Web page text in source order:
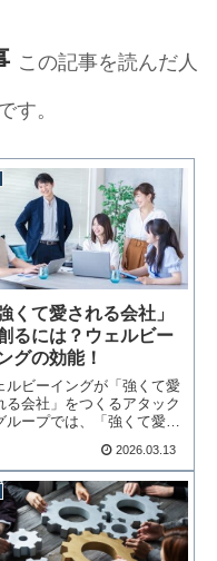
この記事を読んだ人
。
強くて愛される会社」
るには？ウェルビー
グの効能！
ルビーイングが「強くて愛
る会社」をつくるアタック
ループでは、「強くて愛さ
2026.03.13